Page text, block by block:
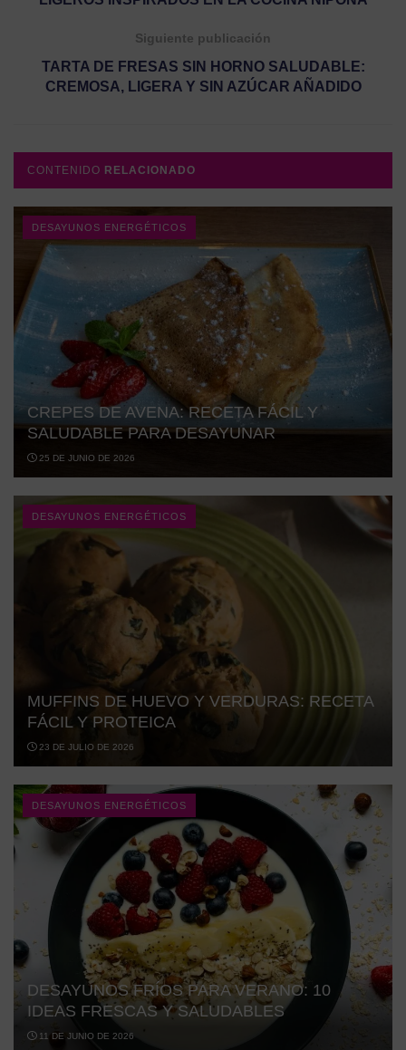
Siguiente publicación
TARTA DE FRESAS SIN HORNO SALUDABLE:
CREMOSA, LIGERA Y SIN AZÚCAR AÑADIDO
CONTENIDO RELACIONADO
DESAYUNOS ENERGÉTICOS
CREPES DE AVENA: RECETA FÁCIL Y
SALUDABLE PARA DESAYUNAR
25 DE JUNIO DE 2026
DESAYUNOS ENERGÉTICOS
MUFFINS DE HUEVO Y VERDURAS: RECETA
FÁCIL Y PROTEICA
23 DE JULIO DE 2026
DESAYUNOS ENERGÉTICOS
DESAYUNOS FRÍOS PARA VERANO: 10
IDEAS FRESCAS Y SALUDABLES
11 DE JUNIO DE 2026